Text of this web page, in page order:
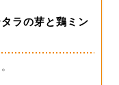
ラの芽と鶏ミン